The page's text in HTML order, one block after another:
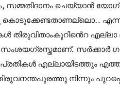
സമ്മതിദാനം ചെയ്യാൻ
കൊടുക്കേണ്ടതാണല്ലൊ..
തിരുവിതാംകൂറിൻെറ
സർക്കാർ
എല്ലായിടത്തും
നിന്നും